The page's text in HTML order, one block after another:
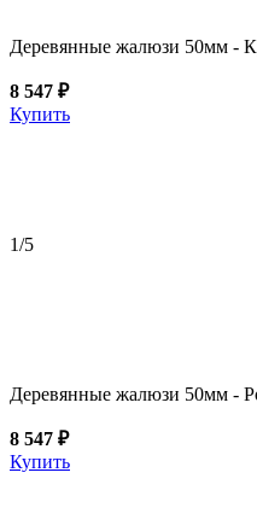
Деревянные жалюзи 50мм -
8 547 ₽
Купить
1/5
Деревянные жалюзи 50мм -
8 547 ₽
Купить